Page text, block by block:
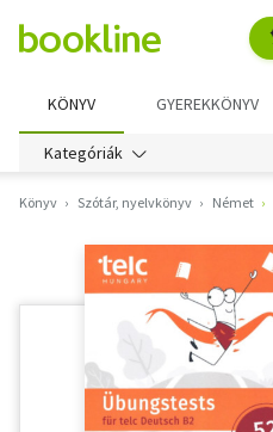
KÖNYV GYEREKKÖNYV
Kategóriák
Könyv Szótár, nyelvkönyv Német